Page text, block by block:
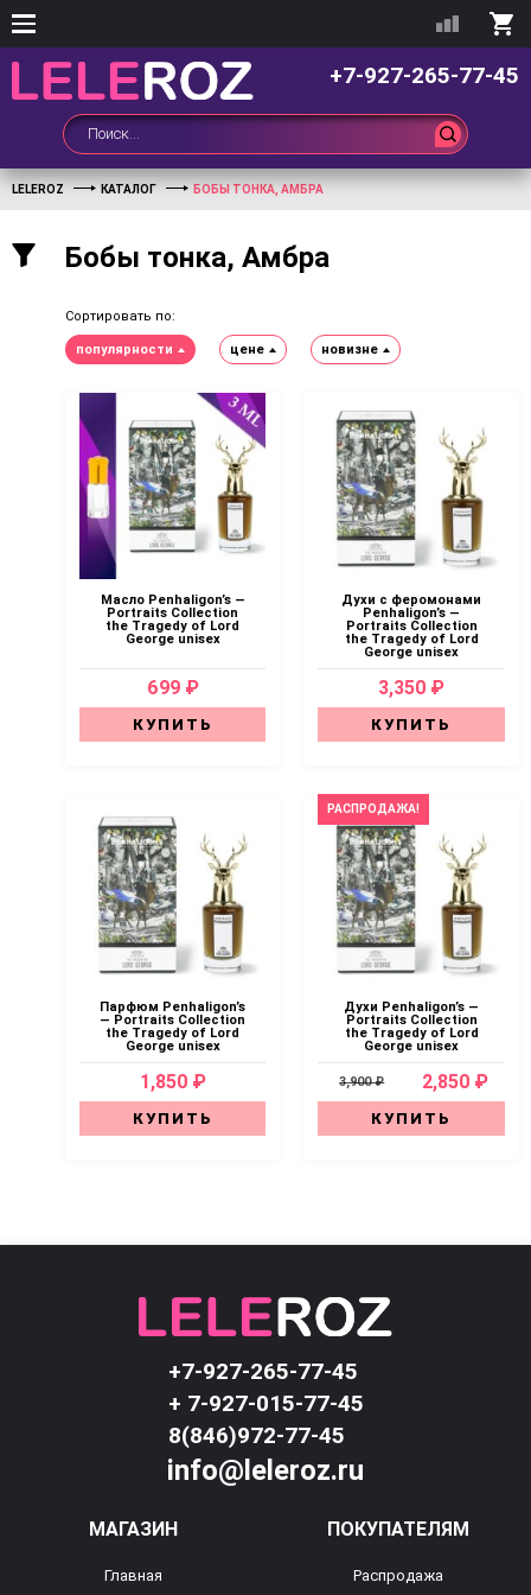
+7-927-265-77-45
LELEROZ КАТАЛОГ БОБЫ ТОНКА, АМБРА
Бобы тонка, Амбра
Сортировать по:
популярности цене новизне
Масло Penhaligon’s —
Portraits Collection
the Tragedy of Lord
George unisex
699 ₽
КУПИТЬ
Духи с феромонами
Penhaligon’s —
Portraits Collection
the Tragedy of Lord
George unisex
3,350 ₽
КУПИТЬ
Парфюм Penhaligon’s
— Portraits Collection
the Tragedy of Lord
George unisex
1,850 ₽
КУПИТЬ
РАСПРОДАЖА!
Духи Penhaligon’s —
Portraits Collection
the Tragedy of Lord
George unisex
3,900 ₽ 2,850 ₽
КУПИТЬ
+7-927-265-77-45
+ 7-927-015-77-45
8(846)972-77-45
info@leleroz.ru
МАГАЗИН
Главная
ПОКУПАТЕЛЯМ
Распродажа